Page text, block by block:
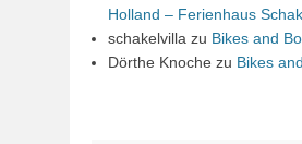
Holland – Ferienhaus
schakelvilla zu Bikes and
Dörthe Knoche zu Bikes